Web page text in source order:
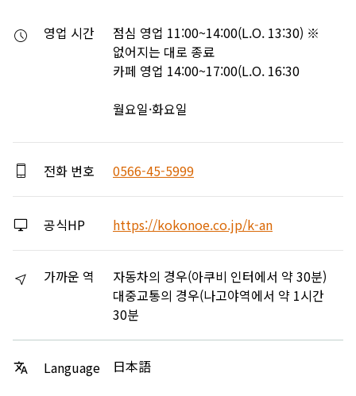
영업 시간
점심 영업 11:00~14:00(L.O. 13:30) ※
없어지는 대로 종료
카페 영업 14:00~17:00(L.O. 16:30
월요일·화요일
전화 번호 0566-45-5999
공식HP https://kokonoe.co.jp/k-an
가까운 역
자동차의 경우(아쿠비 인터에서 약 30분)
대중교통의 경우(나고야역에서 약 1시간
30분
Language 日本語